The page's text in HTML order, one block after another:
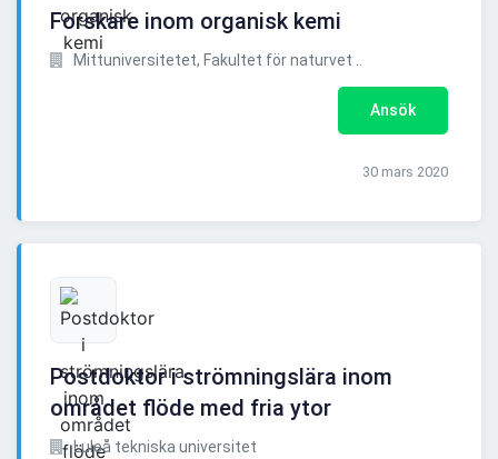
Forskare inom organisk kemi
Mittuniversitetet, Fakultet för naturvet ..
Ansök
30 mars 2020
Postdoktor i strömningslära inom
området flöde med fria ytor
Luleå tekniska universitet